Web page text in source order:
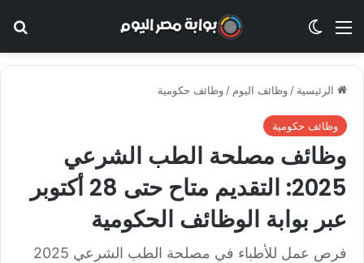
القائمة الوضع المظلم
الرئيسية / وظائف اليوم / وظائف حكومية
وظائف حكومية
وظائف مصلحة الطب الشرعي
2025: التقديم متاح حتى 28 أكتوبر
عبر بوابة الوظائف الحكومية
فرص عمل للأطباء في مصلحة الطب الشرعي 2025